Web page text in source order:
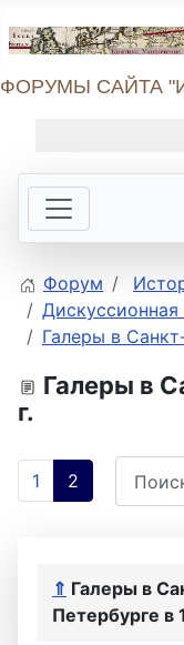
ФОРУМЫ САЙТА
Форум
Галеры в
Галеры в
г.
1 2
⇑ Галеры в
Петербурге в